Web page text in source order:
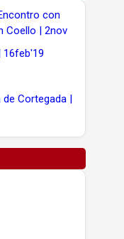
con
Coello | 2nov
16feb'19
de Cortegada |